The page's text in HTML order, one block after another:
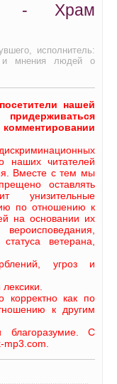
- Храм
исполнитель:
и мнения людей о
нашей
наших читателей
Вместе с тем мы
оставлять
унизительные
по отношению к
на основании их
ветерана,
угроз и
корректно как по
к другим
С